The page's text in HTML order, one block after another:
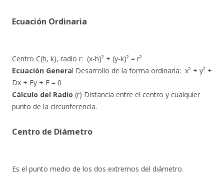
Ecuación Ordinaria
Centro C(h, k), radio r: ​(x-h)² + (y-k)² = r²
Ecuación General Desarrollo de la forma ordinaria: ​x² + y² +
Dx + Ey + F = 0
Cálculo del Radio (r) Distancia entre el centro y cualquier
punto de la circunferencia.
Centro de Diámetro
Es el punto medio de los dos extremos del diámetro.